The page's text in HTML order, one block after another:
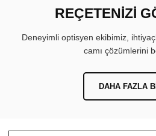
REÇETENİZİ
Deneyimli optisyen ekibimiz,
camı çözümlerini
DAHA FAZLA